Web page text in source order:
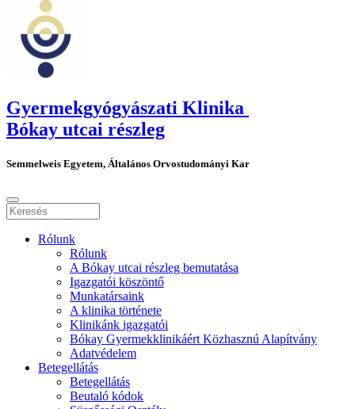
Gyermekgyógyászati Klinika
Bókay utcai részleg
Semmelweis Egyetem, Általános Orvostudományi Kar
Rólunk
Rólunk
A Bókay utcai részleg bemutatása
Igazgatói köszöntő
Munkatársaink
A klinika története
Klinikánk igazgatói
Bókay Gyermekklinikáért Közhasznú Alapítvány
Adatvédelem
Betegellátás
Betegellátás
Beutaló kódok